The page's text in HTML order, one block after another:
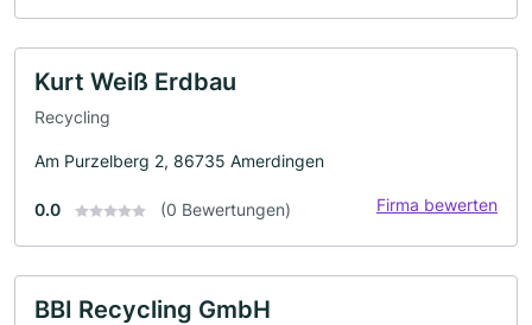
Kurt Weiß Erdbau
Recycling
Am Purzelberg 2, 86735 Amerdingen
0.0 (0 Bewertungen) Firma bewerten
BBI Recycling GmbH